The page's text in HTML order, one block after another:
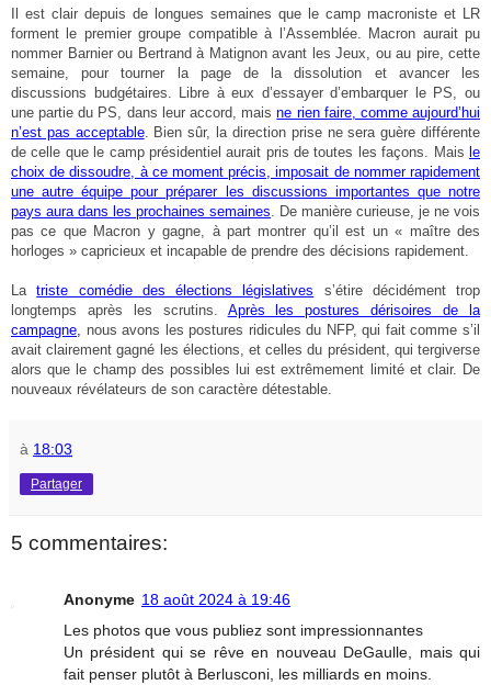
Il est clair depuis de longues semaines que le camp macroniste et LR
forment le premier groupe compatible à l’Assemblée. Macron aurait pu
nommer Barnier ou Bertrand à Matignon avant les Jeux, ou au pire, cette
semaine, pour tourner la page de la dissolution et avancer les
discussions budgétaires. Libre à eux d’essayer d’embarquer le PS, ou
une partie du PS, dans leur accord, maisne rien faire, comme aujourd’hui
n’est pas acceptable. Bien sûr, la direction prise ne sera guère différente
de celle que le camp présidentiel aurait pris de toutes les façons. Mais le
choix de dissoudre, à ce moment précis, imposait de nommer rapidement
une autre équipe pour préparer les discussions importantes que notre
pays aura dans les prochaines semaines . De manière curieuse, je ne vois
pas ce que Macron y gagne, à part montrer qu’il est un « maître des
horloges » capricieux et incapable de prendre des décisions rapidement.
Latriste comédie des élections législatives s’étire décidément trop
longtemps après les scrutins. Après les postures dérisoires de la
campagne,
nous avons les postures ridicules du NFP, qui fait comme s’il
avait clairement gagné les élections, et celles du président, qui tergiverse
alors que le champ des possibles lui est extrêmement limité et clair. De
nouveaux révélateurs de son caractère détestable.
à 18:03
Partager
5 commentaires:
Anonyme 18 août 2024 à 19:46
Les photos que vous publiez sont impressionnantes
Un président qui se rêve en nouveau DeGaulle, mais qui
fait penser plutôt à Berlusconi, les milliards en moins.